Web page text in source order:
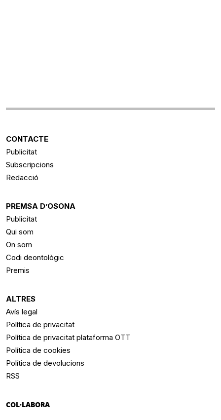
CONTACTE
Publicitat
Subscripcions
Redacció
PREMSA D’OSONA
Publicitat
Qui som
On som
Codi deontològic
Premis
ALTRES
Avís legal
Política de privacitat
Política de privacitat plataforma OTT
Política de cookies
Política de devolucions
RSS
COL·LABORA